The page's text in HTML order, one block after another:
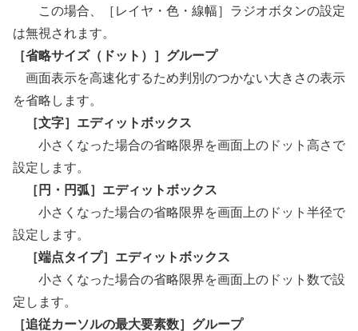
この場合、［レイヤ・色・線幅］ラジオボタンの設定
は無視されます。
［省略サイズ（ドット）］グループ
画面表示を高速化するため判別のつかない大きさの表示
を省略します。
［文字］エディットボックス
小さくなった場合の省略限界を画面上のドット高さで
設定します。
［円・円弧］エディットボックス
小さくなった場合の省略限界を画面上のドット半径で
設定します。
［端点タイプ］エディットボックス
小さくなった場合の省略限界を画面上のドット数で設
定します。
［追従カーソルの最大要素数］グループ